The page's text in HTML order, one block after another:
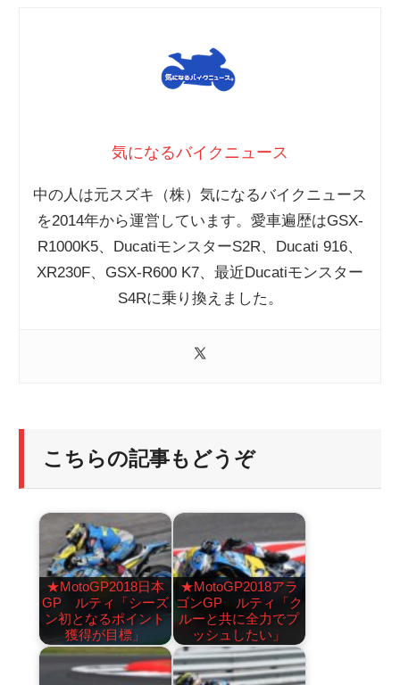
気になるバイクニュース
中の人は元スズキ（株）気になるバイクニュース
を2014年から運営しています。愛車遍歴はGSX-
R1000K5、DucatiモンスターS2R、Ducati 916、
XR230F、GSX-R600 K7、最近Ducatiモンスター
S4Rに乗り換えました。
こちらの記事もどうぞ
★MotoGP2018日本
GP ルティ「シーズ
ン初となるポイント
獲得が目標」
★MotoGP2018アラ
ゴンGP ルティ「ク
ルーと共に全力でプ
ッシュしたい」